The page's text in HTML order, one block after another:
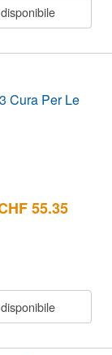
Cura Per Le
55.35